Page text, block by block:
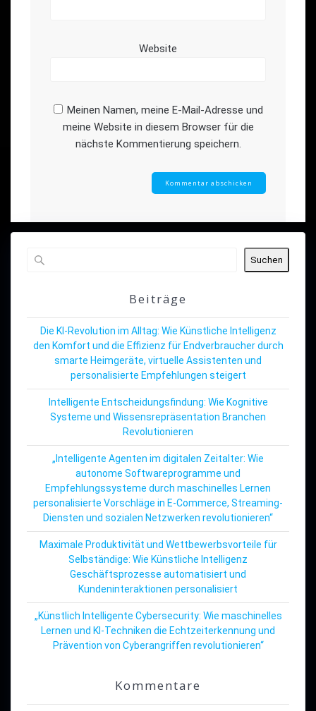
Website
Meinen Namen, meine E-Mail-Adresse und
meine Website in diesem Browser für die
nächste Kommentierung speichern.
Suchen
Beiträge
Die KI-Revolution im Alltag: Wie Künstliche Intelligenz
den Komfort und die Effizienz für Endverbraucher durch
smarte Heimgeräte, virtuelle Assistenten und
personalisierte Empfehlungen steigert
Intelligente Entscheidungsfindung: Wie Kognitive
Systeme und Wissensrepräsentation Branchen
Revolutionieren
„Intelligente Agenten im digitalen Zeitalter: Wie
autonome Softwareprogramme und
Empfehlungssysteme durch maschinelles Lernen
personalisierte Vorschläge in E-Commerce, Streaming-
Diensten und sozialen Netzwerken revolutionieren“
Maximale Produktivität und Wettbewerbsvorteile für
Selbständige: Wie Künstliche Intelligenz
Geschäftsprozesse automatisiert und
Kundeninteraktionen personalisiert
„Künstlich Intelligente Cybersecurity: Wie maschinelles
Lernen und KI-Techniken die Echtzeiterkennung und
Prävention von Cyberangriffen revolutionieren“
Kommentare